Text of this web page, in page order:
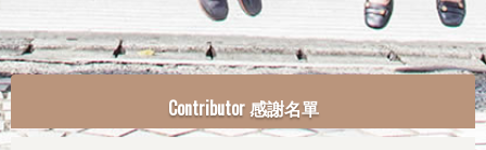
Contributor 感謝名單